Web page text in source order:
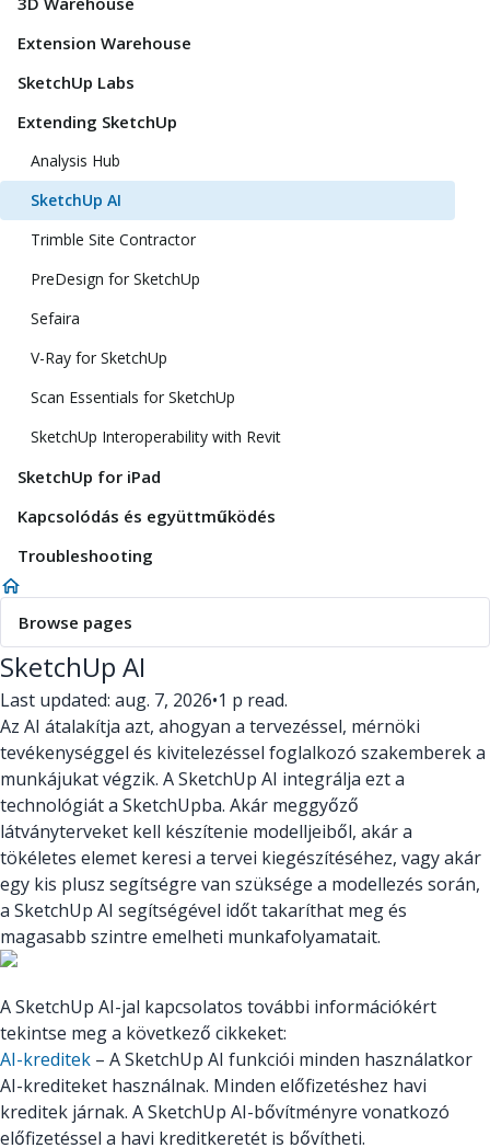
Extension Warehouse
SketchUp Labs
Extending SketchUp
Analysis Hub
SketchUp AI
Trimble Site Contractor
PreDesign for SketchUp
Sefaira
V-Ray for SketchUp
Scan Essentials for SketchUp
SketchUp Interoperability with Revit
SketchUp for iPad
Kapcsolódás és együttműködés
Troubleshooting
Browse pages
SketchUp AI
Last updated: aug. 7, 2026•1 p read.
Az AI átalakítja azt, ahogyan a tervezéssel, mérnöki
tevékenységgel és kivitelezéssel foglalkozó szakemberek a
munkájukat végzik. A SketchUp AI integrálja ezt a
technológiát a SketchUpba. Akár meggyőző
látványterveket kell készítenie modelljeiből, akár a
tökéletes elemet keresi a tervei kiegészítéséhez, vagy akár
egy kis plusz segítségre van szüksége a modellezés során,
a SketchUp AI segítségével időt takaríthat meg és
magasabb szintre emelheti munkafolyamatait.
A SketchUp AI-jal kapcsolatos további információkért
tekintse meg a következő cikkeket:
AI-kreditek – A SketchUp AI funkciói minden használatkor
AI-krediteket használnak. Minden előfizetéshez havi
kreditek járnak. A SketchUp AI-bővítményre vonatkozó
előfizetéssel a havi kreditkeretét is bővítheti.